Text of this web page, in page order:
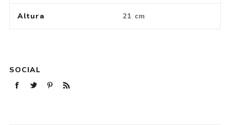
Altura 21 cm
SOCIAL